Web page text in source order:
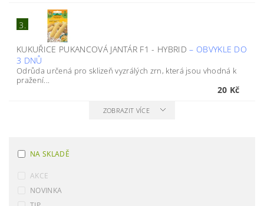
3.
KUKUŘICE PUKANCOVÁ JANTÁR F1 - HYBRID– OBVYKLE DO
3 DNŮ
Odrůda určená pro sklizeň vyzrálých zrn, která jsou vhodná k
pražení...
20 Kč
ZOBRAZIT VÍCE
NA SKLADĚ
AKCE
NOVINKA